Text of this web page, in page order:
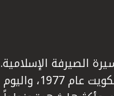
الصيرفة الإسلامية.
وهو أول بنك إسلامي أنشئ في دولة الكويت عام 1977، واليوم